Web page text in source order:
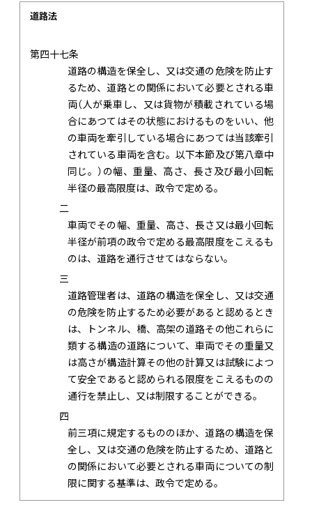
メルマガ登録はこちら
ホワイトペーパー
ダウンロード
お問い合わせはこちら
道路法
第四十七条
道路の構造を保全し、又は交通の危険を防止す
るため、道路との関係において必要とされる車
両（人が乗車し、又は貨物が積載されている場
合にあつてはその状態におけるものをいい、他
の車両を牽引している場合にあつては当該牽引
されている車両を含む。以下本節及び第八章中
同じ。）の幅、重量、高さ、長さ及び最小回転
半径の最高限度は、政令で定める。
二
車両でその幅、重量、高さ、長さ又は最小回転
半径が前項の政令で定める最高限度をこえるも
のは、道路を通行させてはならない。
三
道路管理者は、道路の構造を保全し、又は交通
の危険を防止するため必要があると認めるとき
は、トンネル、橋、高架の道路その他これらに
類する構造の道路について、車両でその重量又
は高さが構造計算その他の計算又は試験によつ
て安全であると認められる限度をこえるものの
通行を禁止し、又は制限することができる。
四
前三項に規定するもののほか、道路の構造を保
全し、又は交通の危険を防止するため、道路と
の関係において必要とされる車両についての制
限に関する基準は、政令で定める。